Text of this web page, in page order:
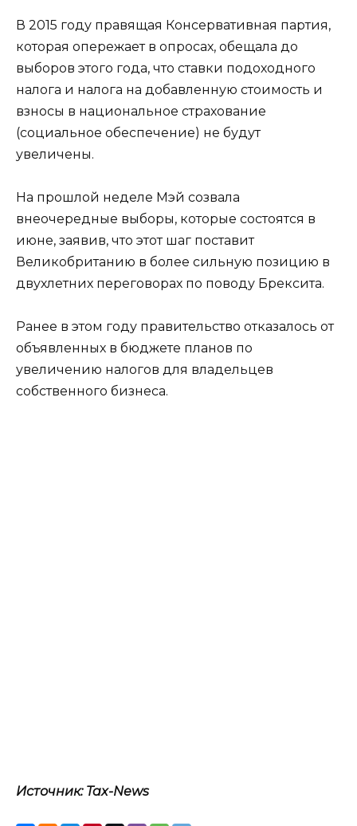
В 2015 году правящая Консервативная партия,
которая опережает в опросах, обещала до
выборов этого года, что ставки подоходного
налога и налога на добавленную стоимость и
взносы в национальное страхование
(социальное обеспечение) не будут
увеличены.
На прошлой неделе Мэй созвала
внеочередные выборы, которые состоятся в
июне, заявив, что этот шаг поставит
Великобританию в более сильную позицию в
двухлетних переговорах по поводу Брексита.
Ранее в этом году правительство отказалось от
объявленных в бюджете планов по
увеличению налогов для владельцев
собственного бизнеса.
Источник: Tax-News